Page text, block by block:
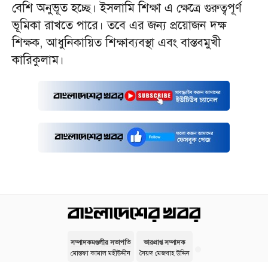
বেশি অনুভূত হচ্ছে। ইসলামি শিক্ষা এ ক্ষেত্রে গুরুত্বপূর্ণ
ভূমিকা রাখতে পারে। তবে এর জন্য প্রয়োজন দক্ষ
শিক্ষক, আধুনিকায়িত শিক্ষাব্যবস্থা এবং বাস্তবমুখী
কারিকুলাম।
সম্পাদকমণ্ডলীর সভাপতি
মোস্তফা কামাল মহীউদ্দীন
ভারপ্রাপ্ত সম্পাদক
সৈয়দ মেজবাহ উদ্দিন